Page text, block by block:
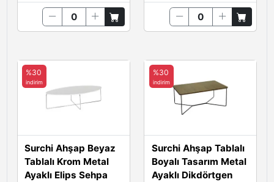
Surchi Ahşap Beyaz
Tablalı Krom Metal
Ayaklı Elips Sehpa
%30
indirim
Surchi Ahşap Tablalı
Boyalı Tasarım Metal
Ayaklı Dikdörtgen
%30
indirim